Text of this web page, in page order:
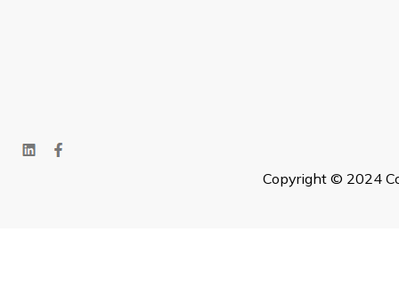
biệt khi xe vào cua
như hệ thống phanh và
Copyright © 2024